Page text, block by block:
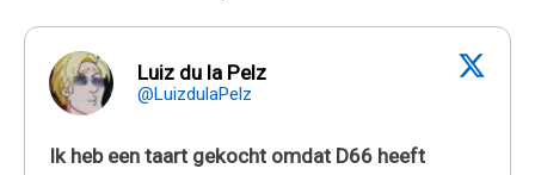
Luiz du la Pelz
@LuizdulaPelz
Ik heb een taart gekocht omdat D66 heeft